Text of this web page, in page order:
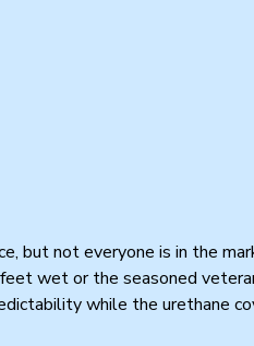
but not everyone is in the
wet or the seasoned
while the urethane